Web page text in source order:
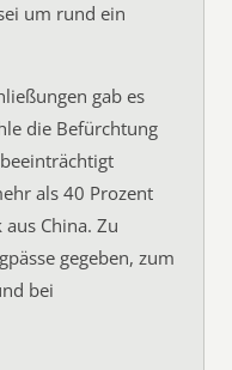
um rund ein
gab es
die Befürchtung
als 40 Prozent
China. Zu
gegeben, zum
bei